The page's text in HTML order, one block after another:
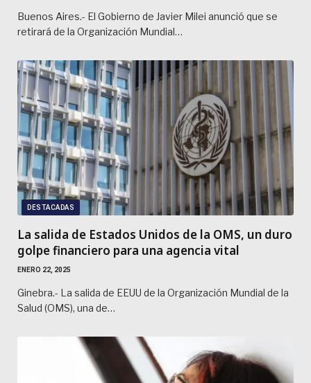
Buenos Aires.- El Gobierno de Javier Milei anunció que se
retirará de la Organización Mundial…
DESTACADAS
La salida de Estados Unidos de la OMS, un duro
golpe financiero para una agencia vital
ENERO 22, 2025
Ginebra.- La salida de EEUU de la Organización Mundial de la
Salud (OMS), una de…